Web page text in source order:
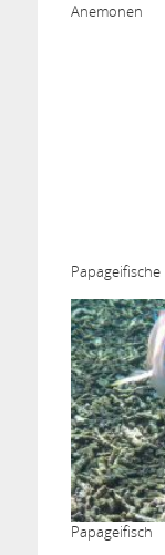
Anemonen
Papageifische
Papageifisch